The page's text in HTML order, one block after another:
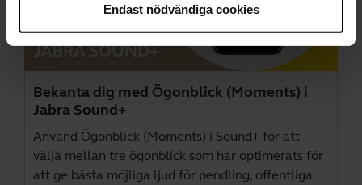
Endast nödvändiga cookies
Bekanta dig med Ögonblick (Moments) i
Jabra Sound+
Använd Ögonblick (Moments) i Sound+ för att
välja mellan tre ögonblick som har optimerats för
att ge bästa möjliga ljud för pendling, offentliga